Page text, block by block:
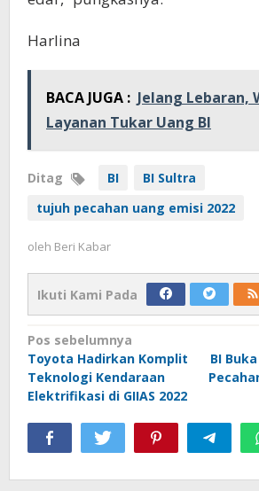
Harlina
BACA JUGA : Jelang Lebaran,
Layanan Tukar Uang BI
Ditag BI
BI Sultra
tujuh pecahan uang emisi 2022
oleh Beri Kabar
Ikuti Kami Pada
Navigasi
pos
Pos sebelumnya
Toyota Hadirkan Komplit
Teknologi Kendaraan
Elektrifikasi di GIIAS 2022
BI